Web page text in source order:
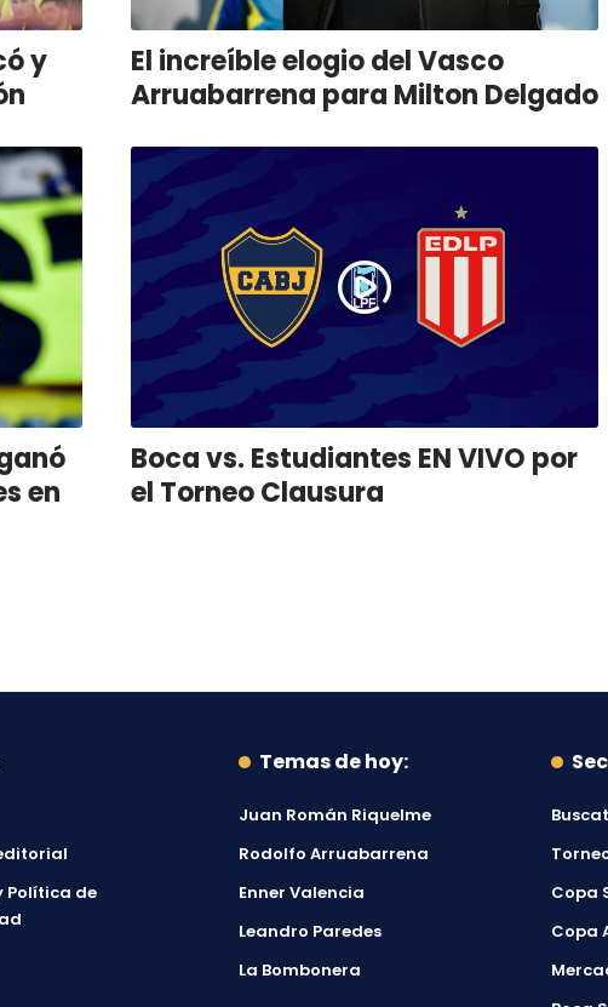
y
El increíble elogio del Vasco
Arruabarrena para Milton Delgado
en
Boca vs. Estudiantes EN VIVO por
el Torneo Clausura
Política de
Temas de hoy:
Juan Román Riquelme
Rodolfo Arruabarrena
Enner Valencia
Leandro Paredes
La Bombonera
Copa
Copa